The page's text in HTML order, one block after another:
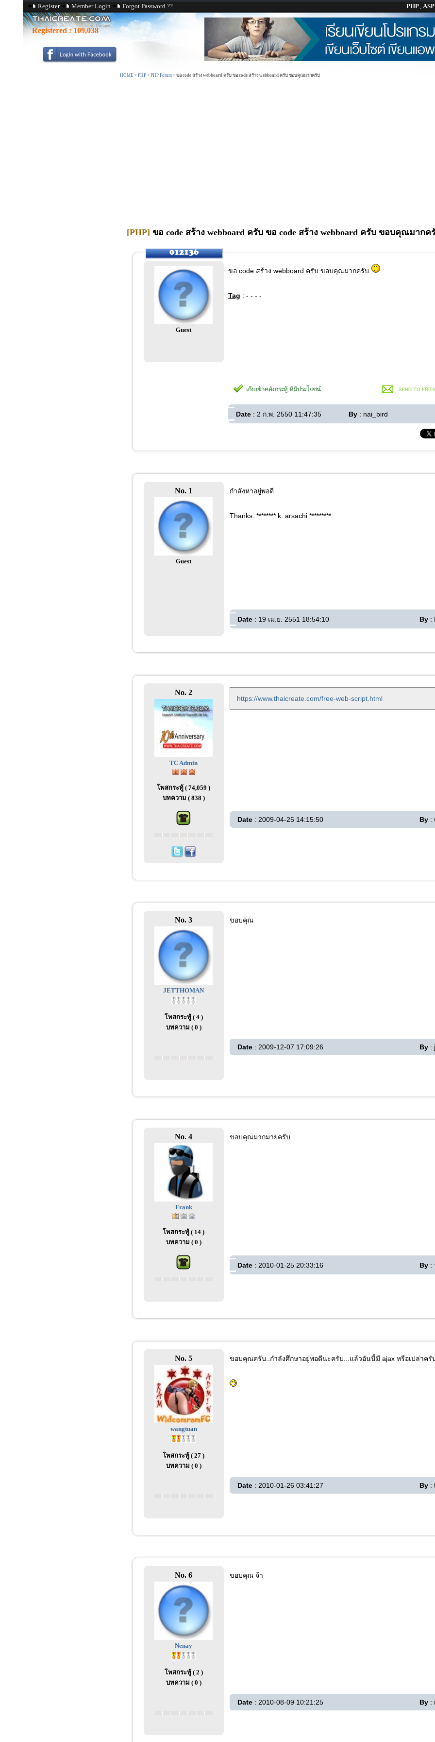
Register Member Login Forgot Password ?? PHP, ASP
Registered : 109,038
HOME > PHP > PHP Forum > ขอ code สร้าง webboard ครับ ขอ code สร้าง webboard ครับ ขอบคุณมากครับ
[PHP] ขอ code สร้าง webboard ครับ ขอ code สร้าง webboard ครับ ขอบคุณมากค
Guest
ขอ code สร้าง webboard ครับ ขอบคุณมากครับ
Tag : - - - -
Date : 2 ก.พ. 2550 11:47:35 By : nai_bird
No. 1
Guest
กำลังหาอยู่พอดี
Thanks. ******** k. arsachi *********
Date : 19 เม.ย. 2551 18:54:10 By :
No. 2
TC Admin
โพสกระทู้ ( 74,059 )
บทความ ( 838 )
https://www.thaicreate.com/free-web-script.html
Date : 2009-04-25 14:15:50 By :
No. 3
JETTHOMAN
โพสกระทู้ ( 4 )
บทความ ( 0 )
ขอบคุณ
Date : 2009-12-07 17:09:26 By :
No. 4
Frank
โพสกระทู้ ( 14 )
บทความ ( 0 )
ขอบคุณมากมายครับ
Date : 2010-01-25 20:33:16 By :
No. 5
wangtuan
โพสกระทู้ ( 27 )
บทความ ( 0 )
ขอบคุณครับ..กำลังศึกษาอยู่พอดีนะครับ...แล้วอันนี้มี ajax หรือเปล่าครั
Date : 2010-01-26 03:41:27 By :
No. 6
Nenay
โพสกระทู้ ( 2 )
บทความ ( 0 )
ขอบคุณ จ้า
Date : 2010-08-09 10:21:25 By :